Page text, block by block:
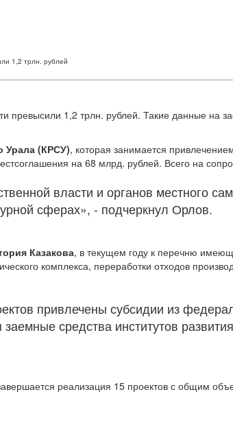
1,2 трлн. рублей
превысили 1,2 трлн. рублей. Такие данные на
Урала (КРСУ), которая занимается
на 68 млрд. рублей. Всего на
власти и органов местного
сферах», - подчеркнул Орлов.
Казакова, в текущем году к перечню
комплекса, переработки отходов
привлечены субсидии из
средства институтов
реализация 15 проектов с общим